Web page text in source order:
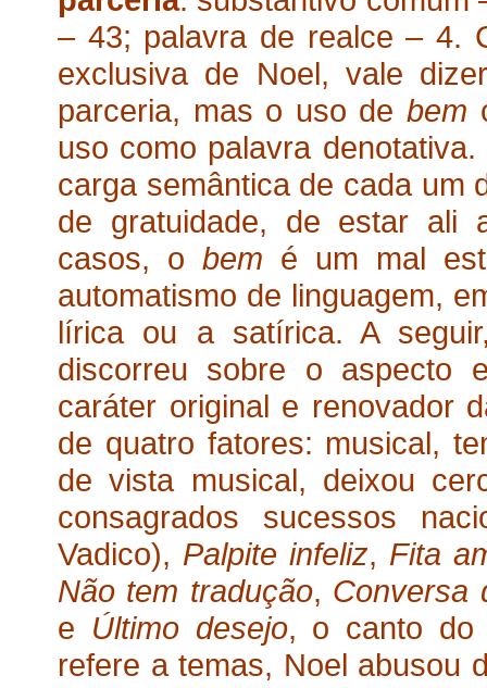
– 43; palavra de realce – 4.
exclusiva de Noel, vale
parceria, mas o uso de bem
uso como palavra
carga semântica de cada um
de gratuidade, de estar ali
casos, o bem é um mal
automatismo de linguagem,
lírica ou a satírica. A
discorreu sobre o aspecto
caráter original e renovador
de quatro fatores: musical,
de vista musical, deixou
consagrados sucessos
Vadico), Palpite infeliz, Fita
Não tem tradução, Conversa
e Último desejo, o canto do
refere a temas, Noel abusou